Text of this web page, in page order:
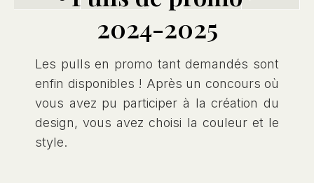
2024-2025
Les pulls en promo tant demandés sont
enfin disponibles ! Après un concours où
vous avez pu participer à la création du
design, vous avez choisi la couleur et le
style.